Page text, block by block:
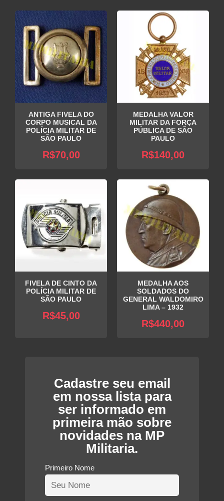
ANTIGA FIVELA DO
CORPO MUSICAL DA
POLÍCIA MILITAR DE
SÃO PAULO
R$70,00
MEDALHA VALOR
MILITAR DA FORÇA
PÚBLICA DE SÃO
PAULO
R$140,00
FIVELA DE CINTO DA
POLÍCIA MILITAR DE
SÃO PAULO
R$45,00
MEDALHA AOS
SOLDADOS DO
GENERAL WALDOMIRO
LIMA – 1932
R$440,00
Cadastre seu email
em nossa lista para
ser informado em
primeira mão sobre
novidades na MP
Militaria.
Primeiro Nome